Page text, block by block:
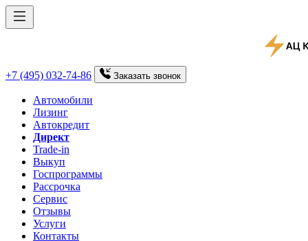
+7 (495) 032-74-86 Заказать звонок
Автомобили
Лизинг
Автокредит
Директ
Trade-in
Выкуп
Госпрограммы
Рассрочка
Сервис
Отзывы
Услуги
Контакты